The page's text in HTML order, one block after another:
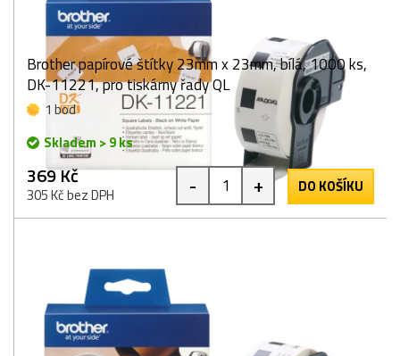
Brother papírové štítky 23mm x 23mm, bílá, 1000 ks,
DK-11221, pro tiskárny řady QL
1 bod
Skladem > 9 ks
369 Kč
305 Kč bez DPH - + DO KOŠÍKU